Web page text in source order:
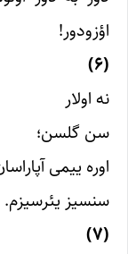
اؤزودور!
(۶)
نه اولار
سن گلسن؛
اوره ییمی
سنسیز یئرسیزم.
(۷)